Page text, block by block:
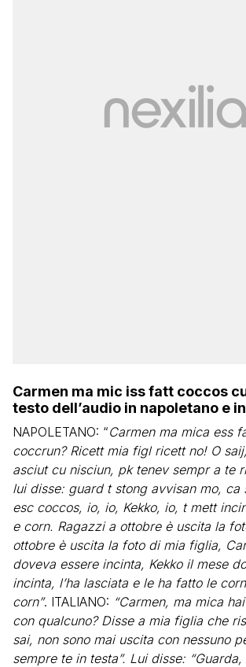
Carmen ma mic iss fatt coccos
testo dell’audio in napoletano e
NAPOLETANO: “Carmen ma mica ess
coccrun? Ricett mia figl ricett no! O
asciut cu nisciun, pk tenev sempr a te
lui disse: guard t stong avvisan mo, ca
esc coccos, io, io, Kekko, io, t mett
e corn. Ragazzi a ottobre è uscita la
ottobre è uscita la foto di mia figlia,
doveva essere incinta, Kekko il mese
incinta, l’ha lasciata e le ha fatto le
corn”. ITALIANO: “Carmen, ma mica
con qualcuno? Disse a mia figlia che
sai, non sono mai uscita con nessuno
sempre te in testa”. Lui disse: